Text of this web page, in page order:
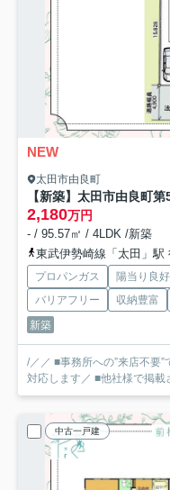
NEW
太田市由良町
2,180万円
- / 95.57㎡ / 4LDK /新築
東武伊勢崎線「太田」駅
プロパンガス 陽当り良好
バリアフリー
収納豊富
新築
/／／ ■事務所への”来店不要
対応します／ ■他社様で掲載
中古一戸建